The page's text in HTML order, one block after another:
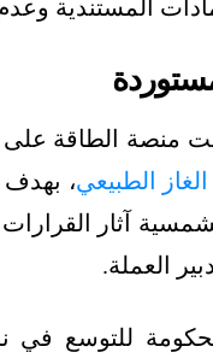
المستندية
منصة الطاقة على
الغاز الطبيعي، بهدف
آثار القرارات
العملة.
للتوسع في